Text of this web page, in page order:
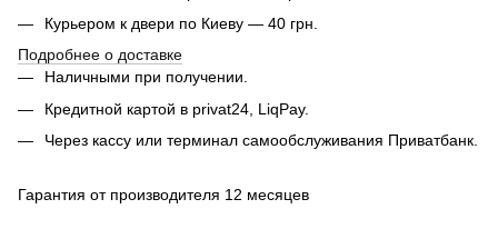
Курьером к двери по Киеву — 40 грн.
Подробнее о доставке
Наличными при получении.
Кредитной картой в privat24, LiqPay.
Через кассу или терминал самообслуживания Приватбанк.
Гарантия от производителя 12 месяцев